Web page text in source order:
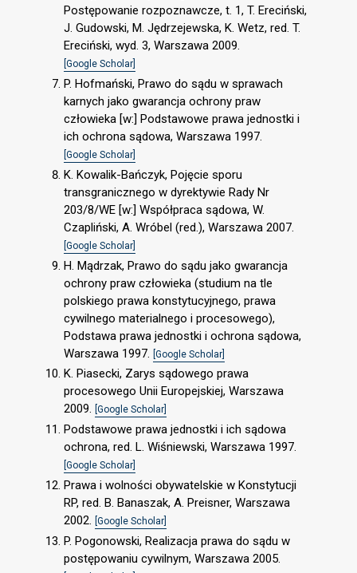
Postępowanie rozpoznawcze, t. 1, T. Ereciński,
J. Gudowski, M. Jędrzejewska, K. Wetz, red. T.
Ereciński, wyd. 3, Warszawa 2009.
[Google Scholar]
P. Hofmański, Prawo do sądu w sprawach
karnych jako gwarancja ochrony praw
człowieka [w:] Podstawowe prawa jednostki i
ich ochrona sądowa, Warszawa 1997.
[Google Scholar]
K. Kowalik-Bańczyk, Pojęcie sporu
transgranicznego w dyrektywie Rady Nr
203/8/WE [w:] Współpraca sądowa, W.
Czapliński, A. Wróbel (red.), Warszawa 2007.
[Google Scholar]
H. Mądrzak, Prawo do sądu jako gwarancja
ochrony praw człowieka (studium na tle
polskiego prawa konstytucyjnego, prawa
cywilnego materialnego i procesowego),
Podstawa prawa jednostki i ochrona sądowa,
Warszawa 1997.
[Google Scholar]
K. Piasecki, Zarys sądowego prawa
procesowego Unii Europejskiej, Warszawa
2009. [Google Scholar]
Podstawowe prawa jednostki i ich sądowa
ochrona, red. L. Wiśniewski, Warszawa 1997.
[Google Scholar]
Prawa i wolności obywatelskie w Konstytucji
RP, red. B. Banaszak, A. Preisner, Warszawa
2002. [Google Scholar]
P. Pogonowski, Realizacja prawa do sądu w
postępowaniu cywilnym, Warszawa 2005.